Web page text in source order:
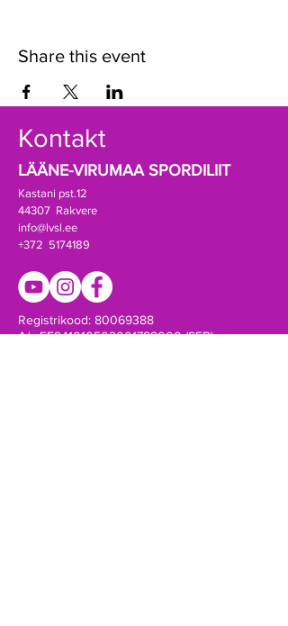
Share this event
Kontakt
LÄÄNE-VIRUMAA SPORDILIIT
Kastani pst.12
44307 Rakvere
info@lvsl.ee
+372 5174189
Registrikood: 80069388
A/a EE941010502001788000 (SEB)